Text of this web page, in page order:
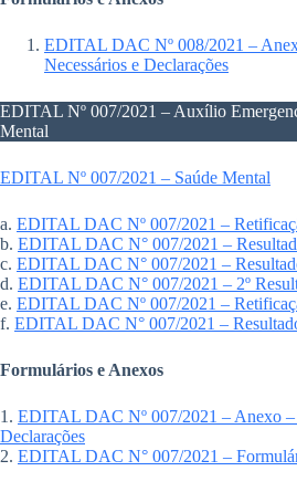
EDITAL DAC Nº 008/2021 –
Necessários e Declarações
EDITAL Nº 007/2021 – Auxílio
Mental
EDITAL Nº 007/2021 – Saúde Mental
a. EDITAL DAC Nº 007/2021 –
b. EDITAL DAC N° 007/2021 –
c. EDITAL DAC N° 007/2021 –
d. EDITAL DAC N° 007/2021 – 2º
e. EDITAL DAC Nº 007/2021 –
f. EDITAL DAC N° 007/2021 –
Formulários e Anexos
1. EDITAL DAC Nº 007/2021 – Anexo –
Declarações
2. EDITAL DAC N° 007/2021 –